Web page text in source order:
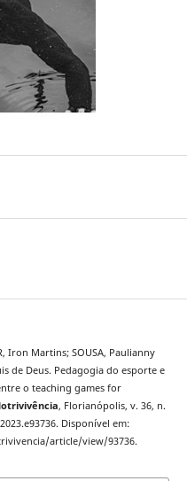
Iron Martins; SOUSA, Paulianny
de Deus. Pedagogia do esporte e
o teaching games for
, Florianópolis, v. 36, n.
Disponível em:
article/view/93736.